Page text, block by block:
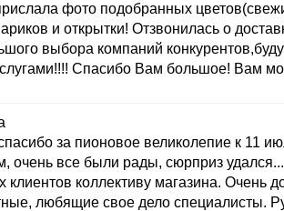
фото подобранных
и открытки! Отзвонилась о
выбора компаний
Спасибо Вам большое! Вам
за пионовое великолепие к 11
очень все были рады, сюрприз
клиентов коллективу магазина. Очень
любящие свое дело специалисты.